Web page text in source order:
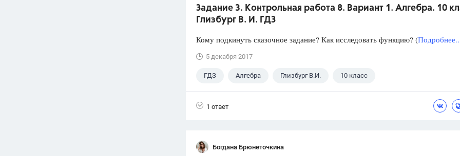
Задание 3. Контрольная работа 8. Вариант 1. Алгебра. 10
Глизбург В. И. ГДЗ
Кому подкинуть сказочное задание? Как исследовать функцию? (
5 декабря 2017
ГДЗ Алгебра Глизбург В.И. 10 класс
1 ответ
Богдана Брюнеточкина